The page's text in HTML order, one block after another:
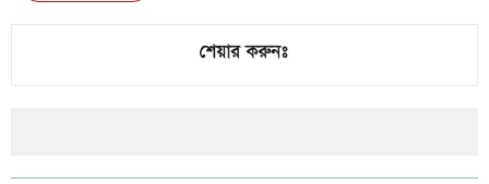
শেয়ার করুনঃ